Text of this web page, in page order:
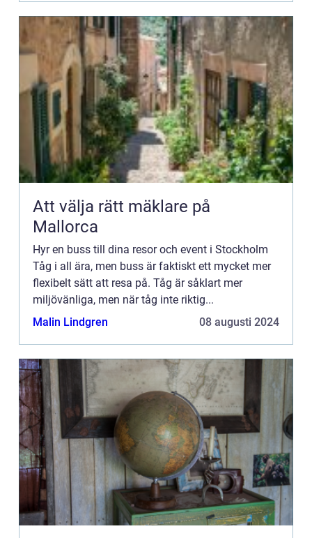
Att välja rätt mäklare på
Mallorca
Hyr en buss till dina resor och event i Stockholm
Tåg i all ära, men buss är faktiskt ett mycket mer
flexibelt sätt att resa på. Tåg är såklart mer
miljövänliga, men när tåg inte riktig...
Malin Lindgren
08 augusti 2024